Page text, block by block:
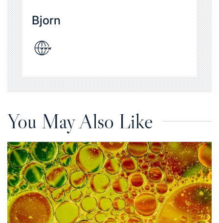
Bjorn
You May Also Like